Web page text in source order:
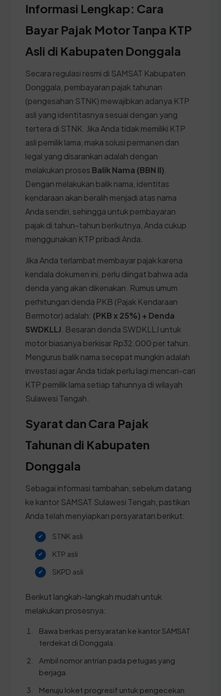
Informasi Lengkap: Cara
Bayar Pajak Motor Tanpa KTP
Asli di Kabupaten Donggala
Secara regulasi resmi di SAMSAT Kabupaten
Donggala, pembayaran pajak tahunan
(pengesahan STNK) mewajibkan adanya KTP
asli yang identitasnya sesuai dengan yang
tertera di STNK. Jika Anda tidak memiliki KTP
asli pemilik lama, maka solusi permanen dan
legal yang disarankan adalah dengan
melakukan proses Balik Nama (BBN II)
Dengan melakukan balik nama, identitas
kendaraan akan beralih menjadi atas nama
Anda sendiri, sehingga untuk pembayaran
pajak di tahun-tahun berikutnya, Anda cukup
menggunakan KTP pribadi Anda.
Jika Anda terlambat membayar pajak karena
kendala dokumen ini, perlu diingat bahwa ada
denda yang akan dikenakan. Rumus umum
perhitungan denda PKB (Pajak Kendaraan
Bermotor) adalah: (PKB x 25%) + Denda
SWDKLLJ . Besaran denda SWDKLLJ untuk
motor biasanya berkisar Rp32.000 per tahun.
Mengurus balik nama secepat mungkin adalah
investasi agar Anda tidak perlu lagi mencari-cari
KTP pemilik lama setiap tahunnya di wilayah
Sulawesi Tengah.
Syarat dan Cara Pajak
Tahunan di Kabupaten
Donggala
Sebagai informasi tambahan, sebelum datang
ke kantor SAMSAT Sulawesi Tengah, pastikan
Anda telah menyiapkan persyaratan berikut:
STNK asli
KTP asli
SKPD asli
Berikut langkah-langkah mudah untuk
melakukan prosesnya:
Bawa berkas persyaratan ke kantor SAMSAT
terdekat di Donggala.
Ambil nomor antrian pada petugas yang
berjaga.
Menuju loket progresif untuk pengecekan